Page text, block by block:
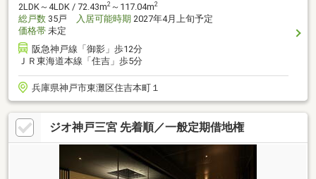
2LDK～4LDK / 72.43m2 ～117.04m2
総戸数 35戸 入居可能時期 2027年4月上旬予定
価格帯 未定
阪急神戸線「御影」歩12分
ＪＲ東海道本線「住吉」歩5分
兵庫県神戸市東灘区住吉本町１
ジオ神戸三宮 先着順／一般定期借地権